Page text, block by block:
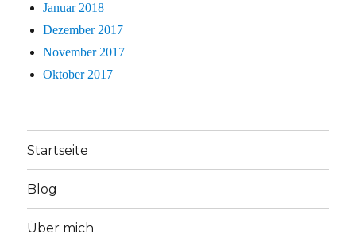
Januar 2018
Dezember 2017
November 2017
Oktober 2017
Startseite
Blog
Über mich